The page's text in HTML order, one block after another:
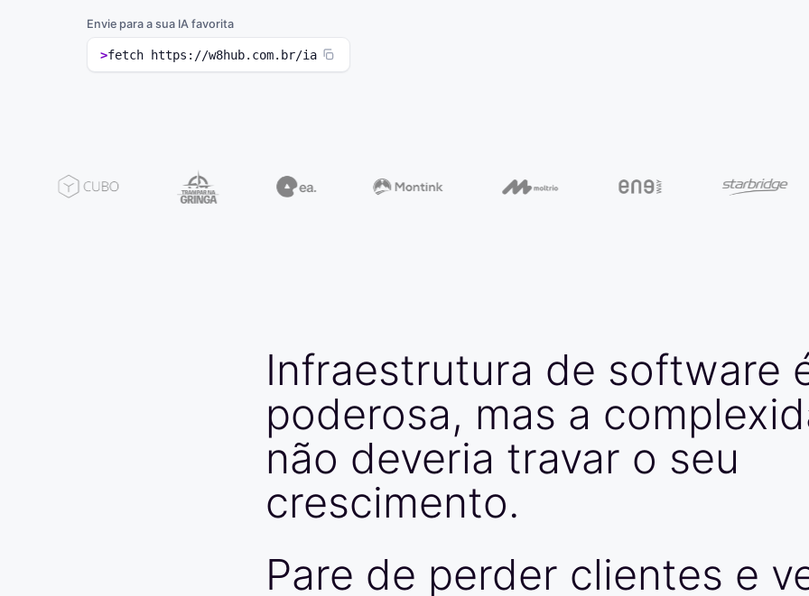
Envie para a sua IA favorita
>fetch https://w8hub.com.br/ia
Infraestrutura de software
poderosa, mas a
não deveria travar o seu
crescimento.
Pare de perder clientes e